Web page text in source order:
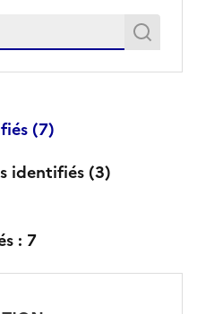
exacte
(7)
identifiés (3)
: 7